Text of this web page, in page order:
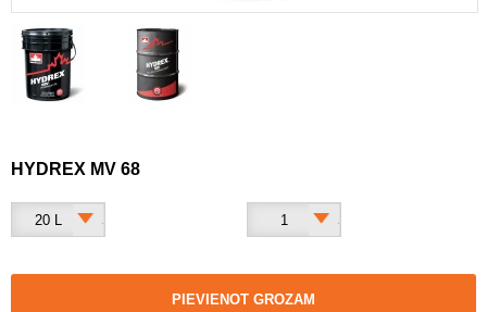
HYDREX MV 68
PIEVIENOT GROZAM
20 L 1